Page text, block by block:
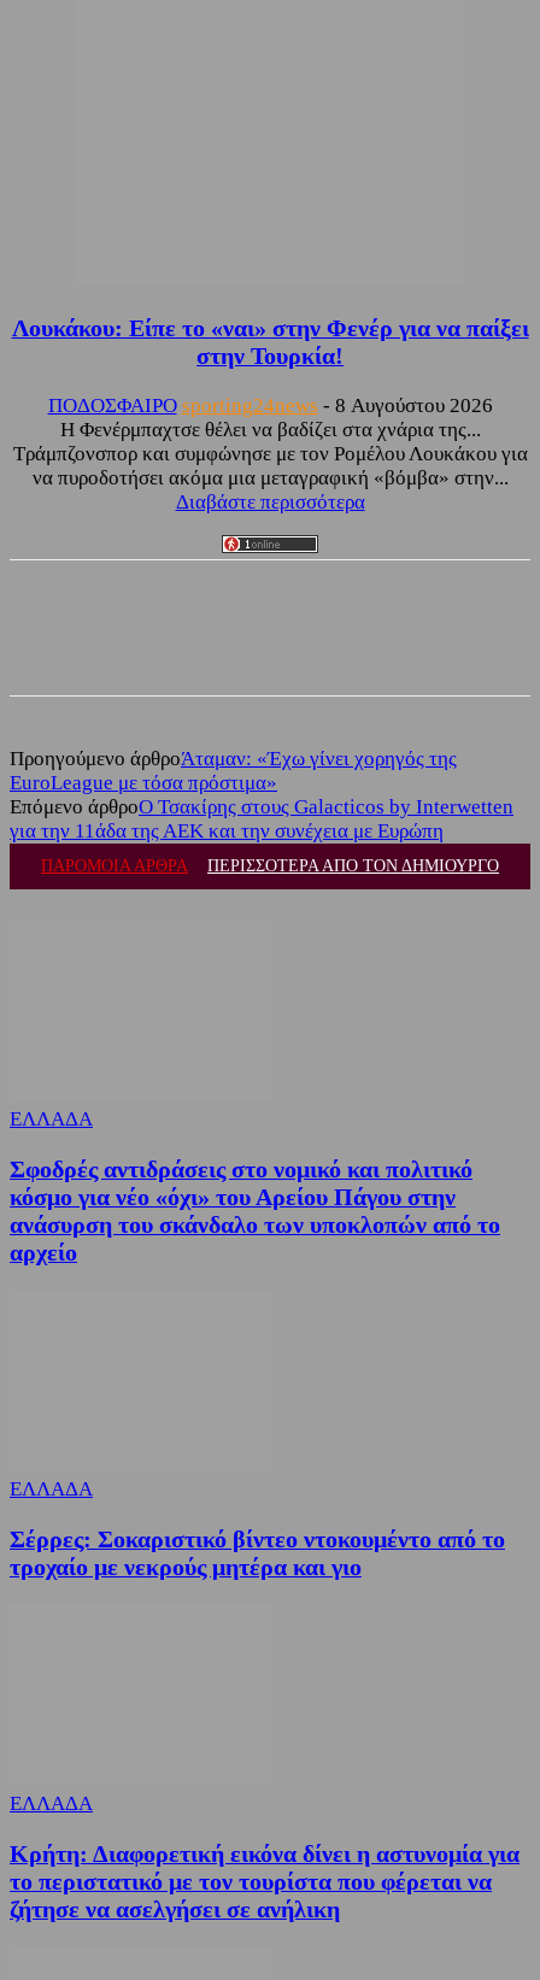
Λουκάκου: Είπε το «ναι» στην Φενέρ για να παίξει
στην Τουρκία!
ΠΟΔΟΣΦΑΙΡΟ sporting24news - 8 Αυγούστου 2026
Η Φενέρμπαχτσε θέλει να βαδίζει στα χνάρια της...
Τράμπζονσπορ και συμφώνησε με τον Ρομέλου Λουκάκου για
να πυροδοτήσει ακόμα μια μεταγραφική «βόμβα» στην...
Διαβάστε περισσότερα
Προηγούμενο άρθροΆταμαν: «Έχω γίνει χορηγός της
EuroLeague με τόσα πρόστιμα»
Επόμενο άρθροΟ Τσακίρης στους Galacticos by Interwetten
για την 11άδα της ΑΕΚ και την συνέχεια με Ευρώπη
ΠΑΡΟΜΟΙΑ ΑΡΘΡΑ ΠΕΡΙΣΣΟΤΕΡΑ ΑΠΟ ΤΟΝ ΔΗΜΙΟΥΡΓΟ
ΕΛΛΑΔΑ
Σφοδρές αντιδράσεις στο νομικό και πολιτικό
κόσμο για νέο «όχι» του Αρείου Πάγου στην
ανάσυρση του σκάνδαλο των υποκλοπών από το
αρχείο
ΕΛΛΑΔΑ
Σέρρες: Σοκαριστικό βίντεο ντοκουμέντο από το
τροχαίο με νεκρούς μητέρα και γιο
ΕΛΛΑΔΑ
Κρήτη: Διαφορετική εικόνα δίνει η αστυνομία για
το περιστατικό με τον τουρίστα που φέρεται να
ζήτησε να ασελγήσει σε ανήλικη